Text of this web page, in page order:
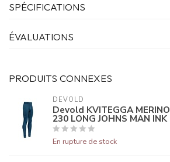
SPÉCIFICATIONS
ÉVALUATIONS
PRODUITS CONNEXES
DEVOLD
Devold KVITEGGA MERINO
230 LONG JOHNS MAN INK
En rupture de stock